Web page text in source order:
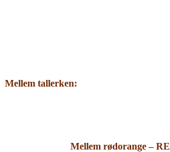
Mellem tallerken:
Mellem rødorange – RE